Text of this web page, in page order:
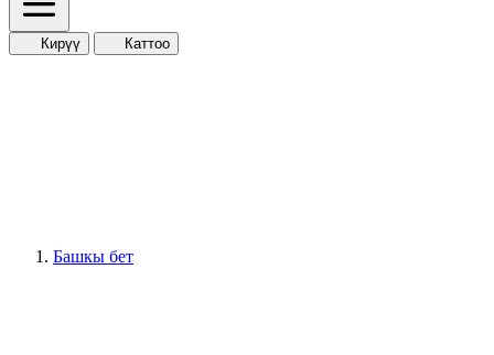
Кирүү Каттоо
Башкы бет